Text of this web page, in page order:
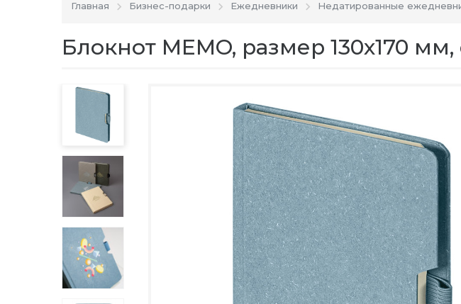
Главная Бизнес-подарки Ежедневники Недатированные
Блокнот MEMO, размер 130х170